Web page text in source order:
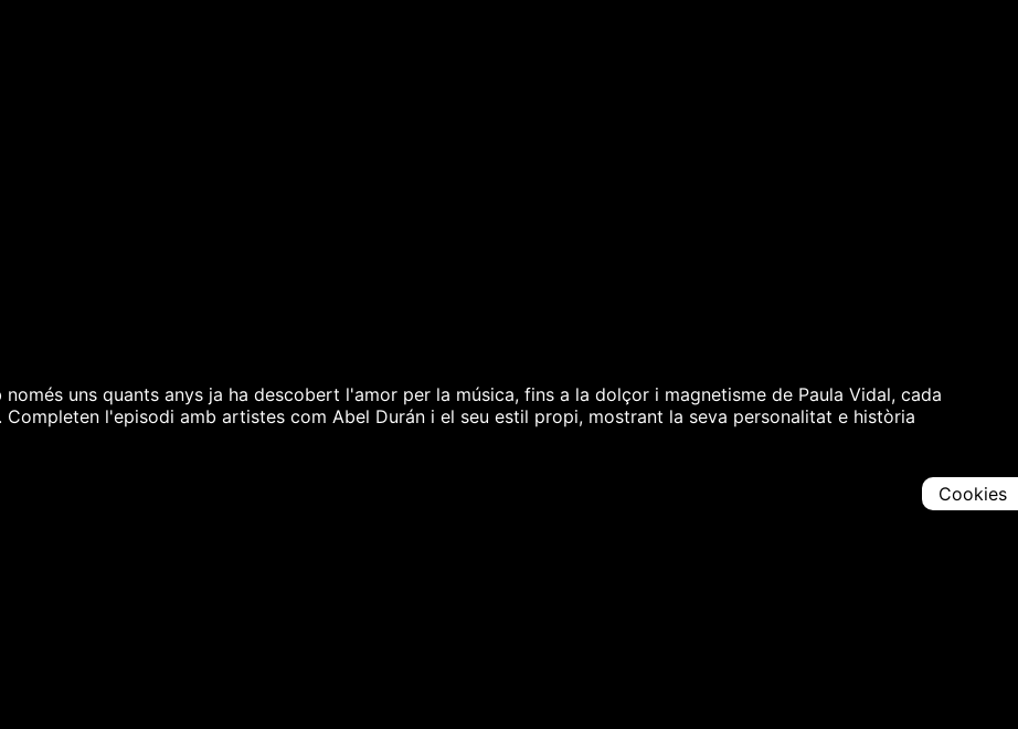
uns quants anys ja ha descobert l'amor per la música, fins a la dolçor i magnetisme de Paula Vidal, cada
l'episodi amb artistes com Abel Durán i el seu estil propi, mostrant la seva personalitat e història
Cookies